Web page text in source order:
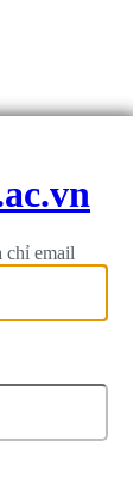
chỉ email